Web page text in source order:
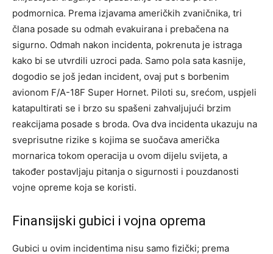
podmornica. Prema izjavama američkih zvaničnika, tri
člana posade su odmah evakuirana i prebačena na
sigurno. Odmah nakon incidenta, pokrenuta je istraga
kako bi se utvrdili uzroci pada. Samo pola sata kasnije,
dogodio se još jedan incident, ovaj put s borbenim
avionom F/A-18F Super Hornet. Piloti su, srećom, uspjeli
katapultirati se i brzo su spašeni zahvaljujući brzim
reakcijama posade s broda. Ova dva incidenta ukazuju na
sveprisutne rizike s kojima se suočava američka
mornarica tokom operacija u ovom dijelu svijeta, a
također postavljaju pitanja o sigurnosti i pouzdanosti
vojne opreme koja se koristi.
Finansijski gubici i vojna oprema
Gubici u ovim incidentima nisu samo fizički; prema